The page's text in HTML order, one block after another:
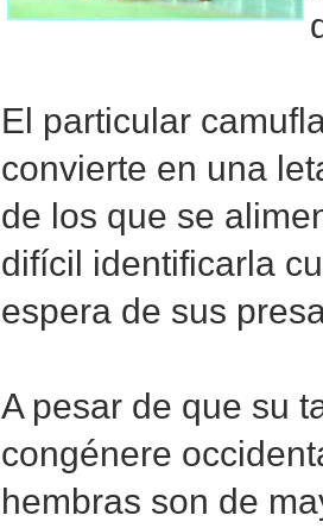
El particular
convierte en una
de los que se
difícil identificarla
espera de sus
A pesar de que su
congénere
hembras son de